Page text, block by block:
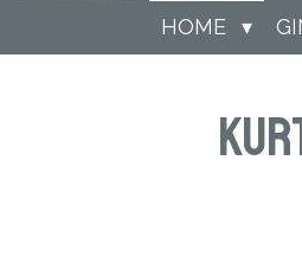
HOME